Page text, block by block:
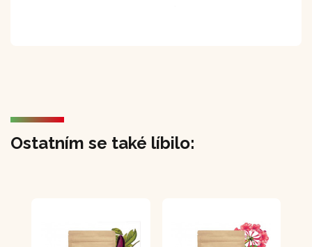
Ostatním se také líbilo: